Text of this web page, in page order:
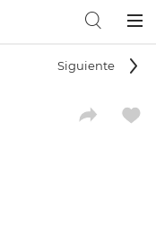
Siguiente